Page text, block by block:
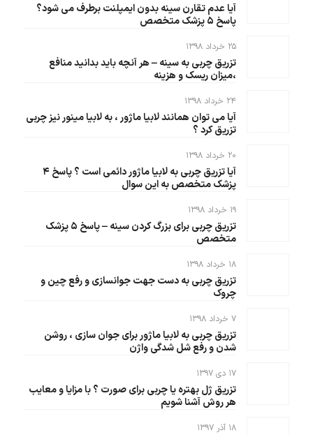
آیا عدم تقارن سینه بدون ایمپلنت برطرف می شود؟
پاسخ ۵ پزشک متخصص
۲۵ خرداد ۱۳۹۸
تزریق چربی به سینه – هر آنچه باید بدانید منافع
،میزان ریسک و هزینه
۲۴ خرداد ۱۳۹۸
آیا می توان همانند لابیا ماژور ، به لابیا مینور نیز چربی
تزریق کرد ؟
۲۰ خرداد ۱۳۹۸
آیا تزریق چربی به لابیا ماژور دائمی است ؟ پاسخ ۴
پزشک متخصص به این سوال
۱۹ خرداد ۱۳۹۸
تزریق چربی برای بزرگ کردن سینه – پاسخ ۵ پزشک
متخصص
۱۸ خرداد ۱۳۹۸
تزریق چربی به دست جهت جوانسازی و رفع چین و
چروک
۷ خرداد ۱۳۹۸
تزریق چربی به لابیا ماژور برای جوان سازی ، روشن
شدن و رفع شل شدگی واژن
۱۷ دی ۱۳۹۷
تزریق ژل بهتره یا چربی برای صورت ؟ با مزایا و معایب
هر روش آشنا شویم
۱۸ آذر ۱۳۹۷